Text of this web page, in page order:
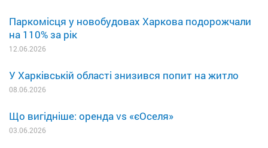
Паркомісця у новобудовах Харкова подорожчали
на 110% за рік
12.06.2026
У Харківській області знизився попит на житло
08.06.2026
Що вигідніше: оренда vs «єОселя»
03.06.2026